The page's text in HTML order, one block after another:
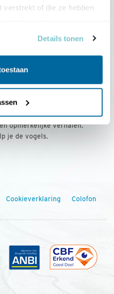
verstrekt of die ze hebben
Details tonen
€ 36,00 per jaar
onze leden, met
opmerkelijke verhalen.
je de vogels.
Cookieverklaring Colofon